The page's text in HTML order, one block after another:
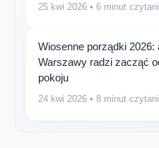
25 kwi 2026 • 6 minut
Wiosenne porządki
Warszawy radzi zacząć
pokoju
24 kwi 2026 • 8 minut